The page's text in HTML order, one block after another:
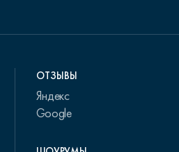
ОТЗЫВЫ
Яндекс
Google